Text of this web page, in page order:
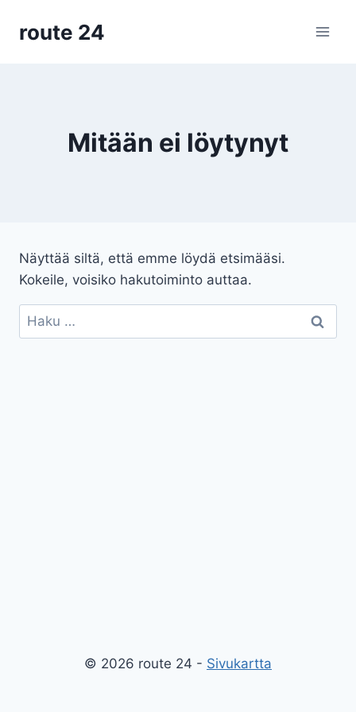
sisältöön
route 24
Mitään ei löytynyt
Näyttää siltä, että emme löydä etsimääsi.
Kokeile, voisiko hakutoiminto auttaa.
Haku:
© 2026 route 24 - Sivukartta